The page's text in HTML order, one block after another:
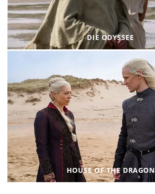
DIE ODYSSEE
HOUSE OF THE DRAGON